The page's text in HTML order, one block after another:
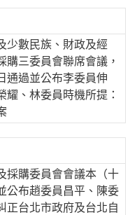
少數民族、財政及經
購三委員會聯席會議，
通過並公布李委員伸
耀、林委員時機所提：
採購委員會會議本（十
公布趙委員昌平、陳委
正台北市政府及台北自